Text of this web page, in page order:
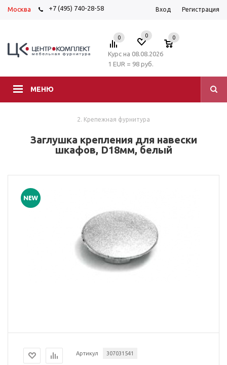
Москва +7 (495) 740-28-58 Вход Регистрация
МЕНЮ
0 0 0
Курс на 08.08.2026
1 EUR = 98 руб.
2. Крепежная фурнитура
Заглушка крепления для навески
шкафов, D18мм, белый
Артикул 307031541